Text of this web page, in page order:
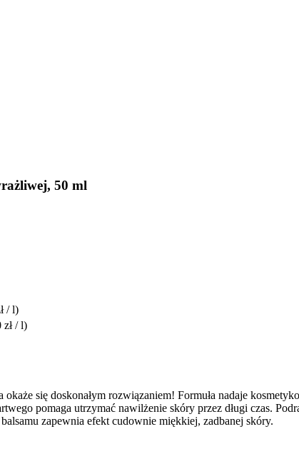
50 ml
/ l)
zł / l)
się doskonałym rozwiązaniem! Formuła nadaje
pomaga utrzymać nawilżenie skóry przez długi czas.
zapewnia efekt cudownie miękkiej, zadbanej skóry.